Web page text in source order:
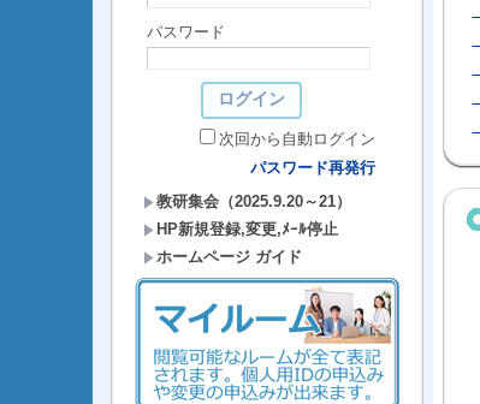
パスワード
次回から自動ログイン
パスワード再発行
教研集会（2025.9.20～21）
HP新規登録,変更,ﾒｰﾙ停止
ホームページ ガイド